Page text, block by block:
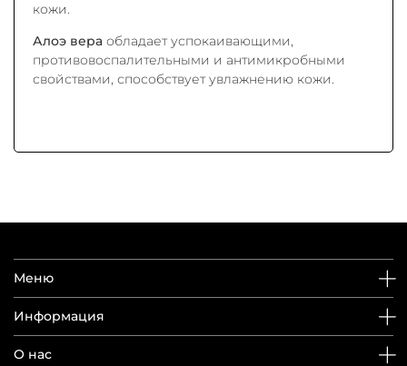
кожи.
Алоэ вера обладает успокаивающими,
противовоспалительными и антимикробными
свойствами, способствует увлажнению кожи.
Меню
Информация
О нас